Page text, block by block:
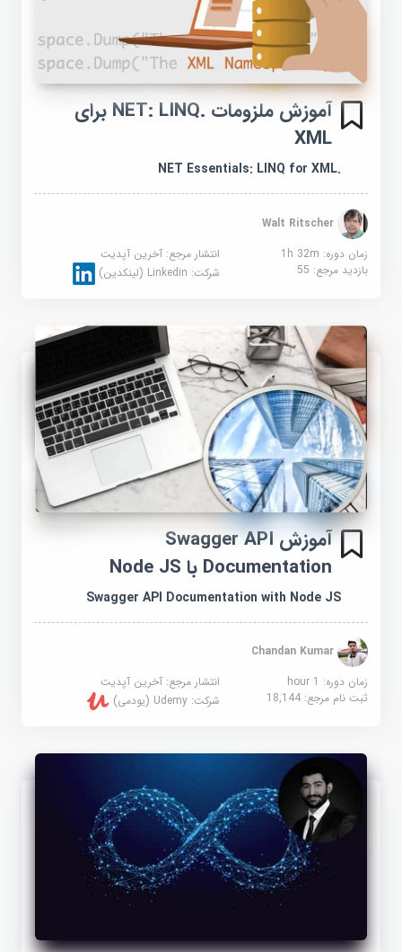
آموزش ملزومات .NET: LINQ برای
XML
Walt Ritscher
زمان دوره: 1h 32m
انتشار مرجع:آخرین آپدیت
بازدید مرجع:55 شرکت:Linkedin (لینکدین)
آموزش Swagger API
Documentation با Node JS
Swagger API Documentation with Node JS
Chandan Kumar
زمان دوره: 1 hour
انتشار مرجع:آخرین آپدیت
ثبت نام مرجع:18,144 شرکت:Udemy (یودمی)